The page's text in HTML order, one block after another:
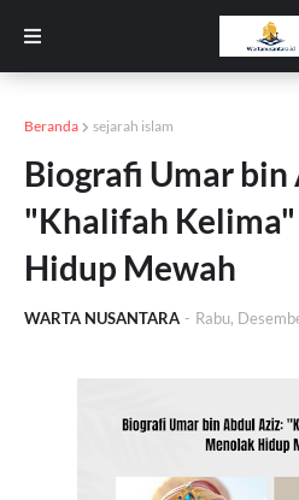
Beranda sejarah islam
Biografi Umar bin
"Khalifah
Hidup Mewah
WARTA NUSANTARA - Rabu,